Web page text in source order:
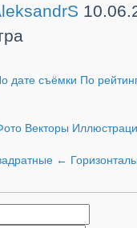
дате съёмки По
Векторы
←